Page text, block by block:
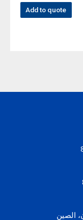
Add to quote
الصين